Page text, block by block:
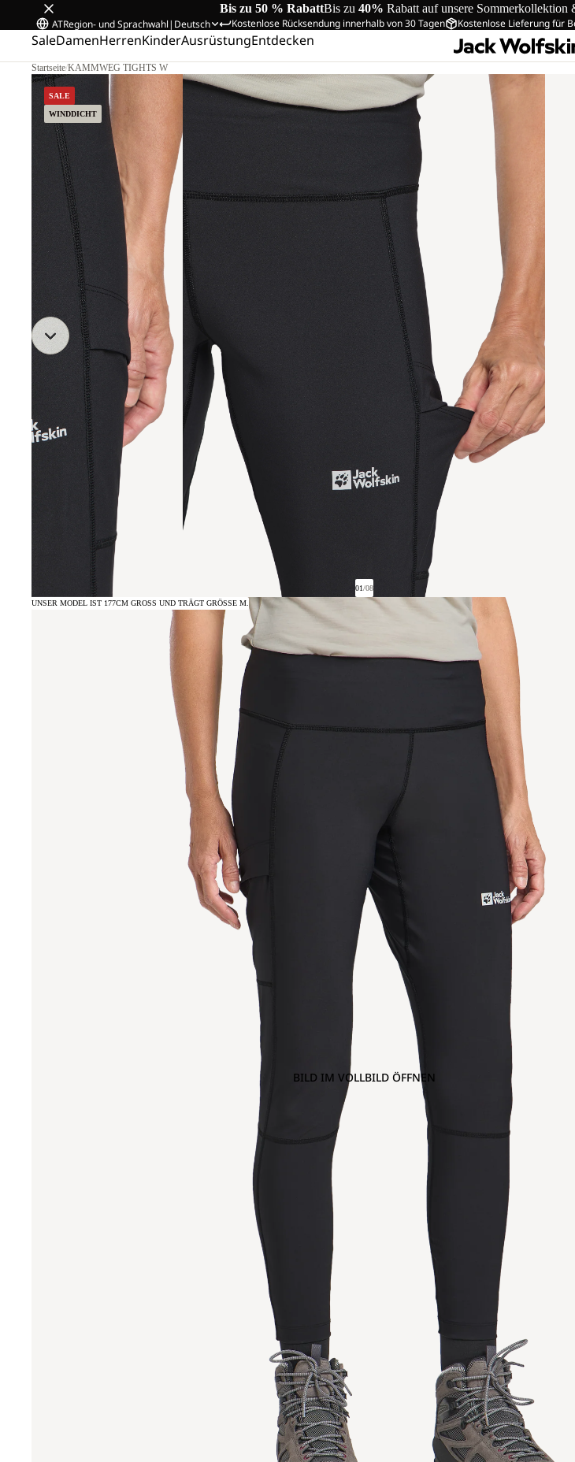
Bis zu 50 % RabattBis zu 40% Rabatt auf unsere Sommerkollektion
Kostenlose Rücksendung innerhalb von 30 Tagen Kostenlose Lieferung für
ATRegion- und Sprachwahl| Deutsch
SaleDamenHerrenKinderAusrüstungEntdecken
Startseite/KAMMWEG TIGHTS W
SALE
WINDDICHT
01/08
BILD IM VOLLBILD ÖFFNEN
UNSER MODEL IST 177CM GROSS UND TRÄGT GRÖSSE M.